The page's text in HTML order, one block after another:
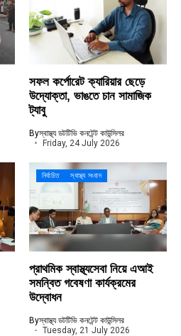
সফল কর্পোরেট ক্যারিয়ার ছেড়ে
উদ্যোক্তা, ভাঙতে চান সামাজিক
ট্যাবু
Byস্বাস্থ্য ডটটিভি কনটেন্ট কাউন্সিলর
Friday, 24 July 2026
নির্বাচিত স্বাস্থ্য সংবাদ
প্রাথমিক স্বাস্থ্যসেবা নিয়ে এআই
সমন্বিত গবেষণা কার্যক্রমের
উদ্বোধন
Byস্বাস্থ্য ডটটিভি কনটেন্ট কাউন্সিলর
Tuesday, 21 July 2026